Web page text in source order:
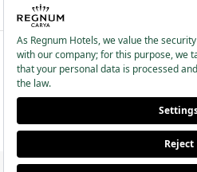
2026 ® Regnum Hotels. Alle Rechte